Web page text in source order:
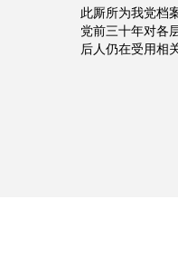
此厮所为我党档
党前三十年对各
后人仍在受用相